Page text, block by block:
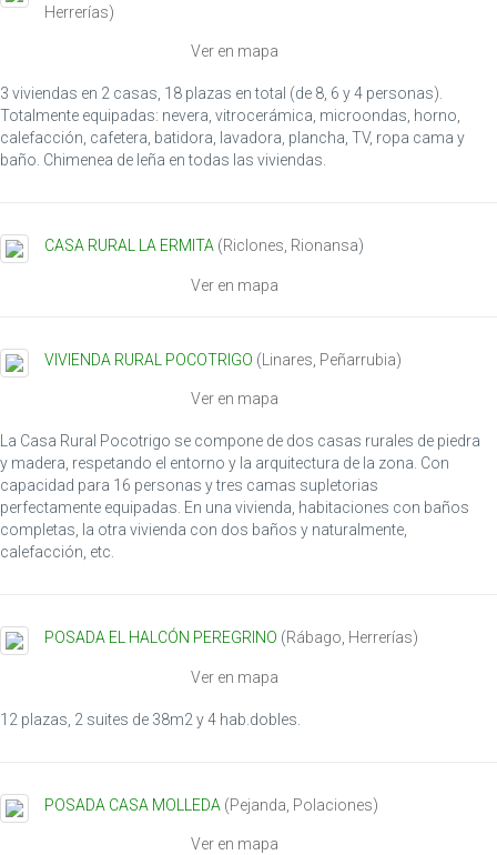
Herrerías)
Ver en mapa
3 viviendas en 2 casas, 18 plazas en total (de 8, 6 y 4 personas).
Totalmente equipadas: nevera, vitrocerámica, microondas, horno,
calefacción, cafetera, batidora, lavadora, plancha, TV, ropa cama y
baño. Chimenea de leña en todas las viviendas.
CASA RURAL LA ERMITA (Riclones, Rionansa)
Ver en mapa
VIVIENDA RURAL POCOTRIGO ( Linares Peñarrubia)
Ver en mapa
La Casa Rural Pocotrigo se compone de dos casas rurales de piedra
y madera, respetando el entorno y la arquitectura de la zona. Con
capacidad para 16 personas y tres camas supletorias
perfectamente equipadas. En una vivienda, habitaciones con baños
completas, la otra vivienda con dos baños y naturalmente,
calefacción, etc.
POSADA EL HALCÓN PEREGRINO (Rábago, Herrerías)
Ver en mapa
12 plazas, 2 suites de 38m2 y 4 hab.dobles.
POSADA CASA MOLLEDA (Pejanda Polaciones)
Ver en mapa